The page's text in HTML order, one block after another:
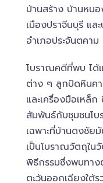
บ้านสร้าง บ้านหน
เมืองปราจีนบุรี แ
อำเภอประจันตคาม
โบราณคดีที่พบ ได้
ต่าง ๆ ลูกปัดหินคา
และเครื่องมือเหล็
สัมพันธ์กับชุมชนโบ
เฉพาะที่บ้านดงชัย
เป็นโบราณวัตถุใ
พิธีกรรมซึ่งพบทาง
ตะวันออกเฉียงใต้ร